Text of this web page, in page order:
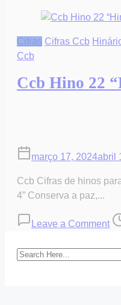
Cifras Cifras Ccb
Ccb
Ccb Hino 22
março 17, 2024abril
Ccb Cifras de hinos
4” Conserva a paz,...
Leave a Comment on
22
Search
Here...